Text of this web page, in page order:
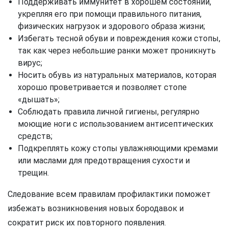
укрепляя его при помощи правильного питания,
физических нагрузок и здорового образа жизни;
Избегать тесной обуви и повреждения кожи стопы,
так как через небольшие ранки может проникнуть
вирус;
Носить обувь из натуральных материалов, которая
хорошо проветривается и позволяет стопе
«дышать»;
Соблюдать правила личной гигиены, регулярно
моющие ноги с использованием антисептических
средств;
Подкреплять кожу стопы увлажняющими кремами
или маслами для предотвращения сухости и
трещин.
Следование всем правилам профилактики поможет
избежать возникновения новых бородавок и
сократит риск их повторного появления.